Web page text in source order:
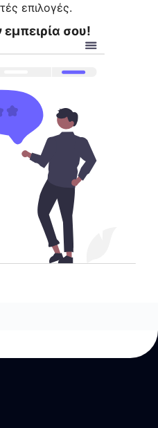
επιλογές.
σου!